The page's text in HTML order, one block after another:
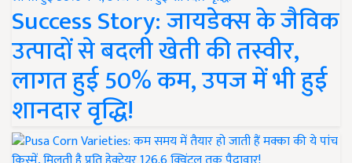
Success Story: जायडेक्स के जैविक
उत्पादों से बदली खेती की तस्वीर,
लागत हुई 50% कम, उपज में भी हुई
शानदार वृद्धि!